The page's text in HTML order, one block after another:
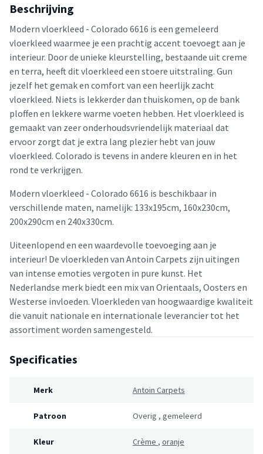
Beschrijving
Modern vloerkleed - Colorado 6616 is een gemeleerd
vloerkleed waarmee je een prachtig accent toevoegt aan je
interieur. Door de unieke kleurstelling, bestaande uit creme
en terra, heeft dit vloerkleed een stoere uitstraling. Gun
jezelf het gemak en comfort van een heerlijk zacht
vloerkleed. Niets is lekkerder dan thuiskomen, op de bank
ploffen en lekkere warme voeten hebben. Het vloerkleed is
gemaakt van zeer onderhoudsvriendelijk materiaal dat
ervoor zorgt dat je extra lang plezier hebt van jouw
vloerkleed. Colorado is tevens in andere kleuren en in het
rond te verkrijgen.
Modern vloerkleed - Colorado 6616 is beschikbaar in
verschillende maten, namelijk: 133x195cm, 160x230cm,
200x290cm en 240x330cm.
Uiteenlopend en een waardevolle toevoeging aan je
interieur! De vloerkleden van Antoin Carpets zijn uitingen
van intense emoties vergoten in pure kunst. Het
Nederlandse merk biedt een mix van Orientaals, Oosters en
Westerse invloeden. Vloerkleden van hoogwaardige kwaliteit
die vanuit nationale en internationale leverancier tot het
assortiment worden samengesteld.
Specificaties
Merk Antoin Carpets
Patroon Overig , gemeleerd
Kleur Crème , oranje